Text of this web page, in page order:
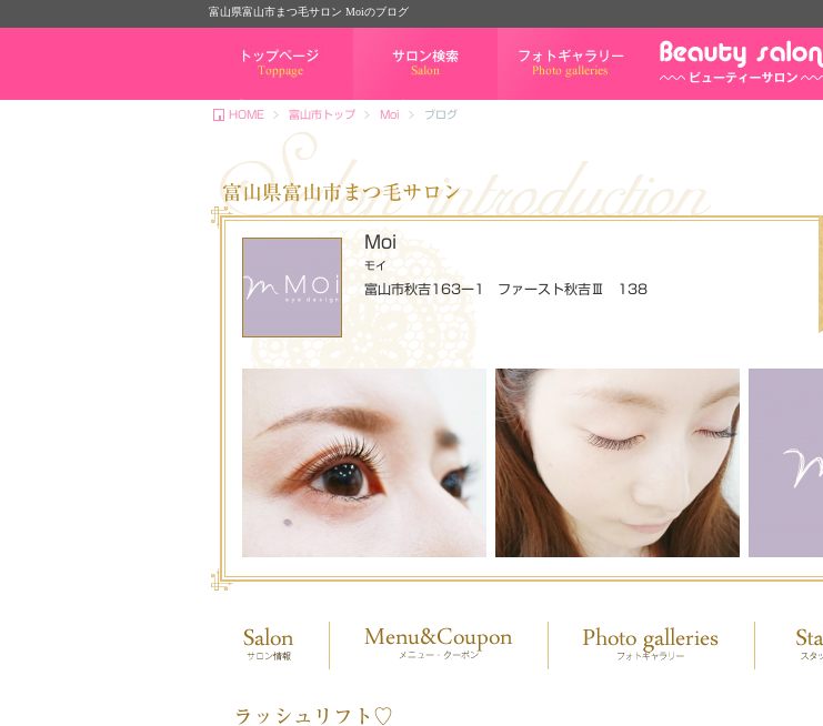
富山県富山市まつ毛サロン Moiのブログ
HOME 富山市トップ Moi ブログ
富山県富山市まつ毛サロン
Moi
モイ
富山市秋吉163ー1 ファースト秋吉Ⅲ 138
ラッシュリフト♡